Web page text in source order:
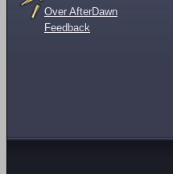
Over AfterDawn
Feedback